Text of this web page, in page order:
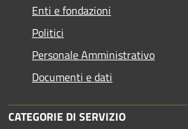
Enti e fondazioni
Politici
Personale Amministrativo
Documenti e dati
CATEGORIE DI SERVIZIO